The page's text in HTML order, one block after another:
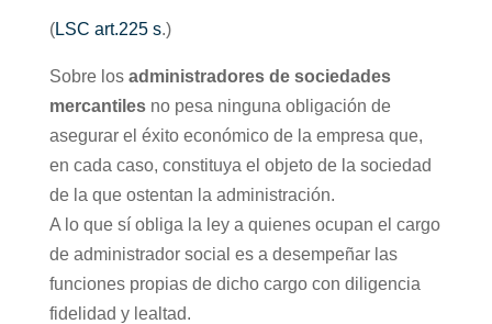
(LSC art.225 s.)
Sobre losadministradores de sociedades
mercantilesno pesa ninguna obligación de
asegurar el éxito económico de la empresa que,
en cada caso, constituya el objeto de la sociedad
de la que ostentan la administración.
A lo que sí obliga la ley a quienes ocupan el cargo
de administrador social es a desempeñar las
funciones propias de dicho cargo con diligencia
fidelidad y lealtad.